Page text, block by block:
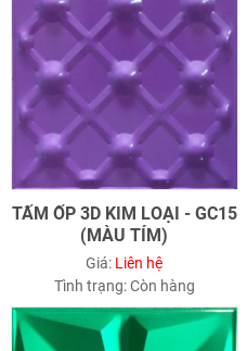
TẤM ỐP 3D KIM LOẠI - GC15
(MÀU TÍM)
Giá: Liên hệ
Tình trạng:Còn hàng